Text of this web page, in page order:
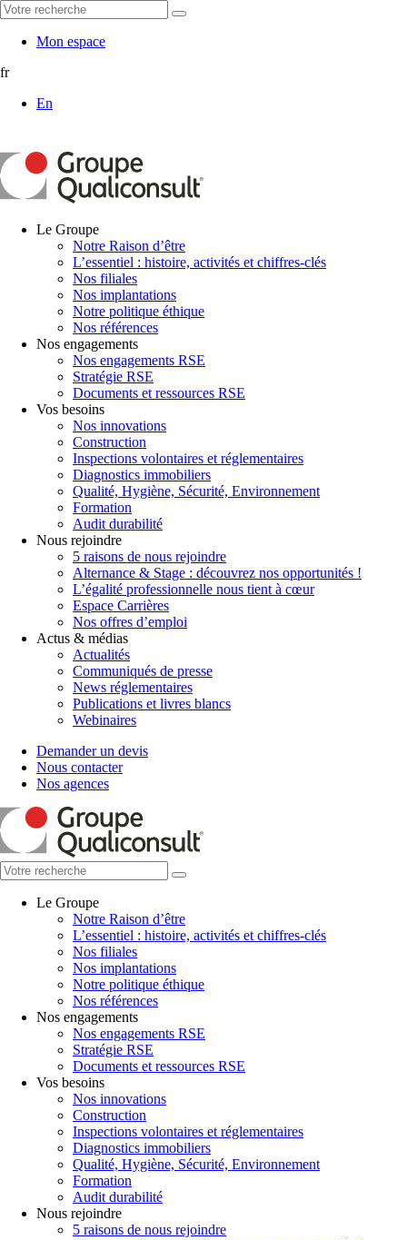
Mon espace
fr
En
Le Groupe
Notre Raison d’être
L’essentiel : histoire, activités et chiffres-clés
Nos filiales
Nos implantations
Notre politique éthique
Nos références
Nos engagements
Nos engagements RSE
Stratégie RSE
Documents et ressources RSE
Vos besoins
Nos innovations
Construction
Inspections volontaires et réglementaires
Diagnostics immobiliers
Qualité, Hygiène, Sécurité, Environnement
Formation
Audit durabilité
Nous rejoindre
5 raisons de nous rejoindre
Alternance & Stage : découvrez nos opportunités !
L’égalité professionnelle nous tient à cœur
Espace Carrières
Nos offres d’emploi
Actus & médias
Actualités
Communiqués de presse
News réglementaires
Publications et livres blancs
Webinaires
Demander un devis
Nous contacter
Nos agences
Le Groupe
Notre Raison d’être
L’essentiel : histoire, activités et chiffres-clés
Nos filiales
Nos implantations
Notre politique éthique
Nos références
Nos engagements
Nos engagements RSE
Stratégie RSE
Documents et ressources RSE
Vos besoins
Nos innovations
Construction
Inspections volontaires et réglementaires
Diagnostics immobiliers
Qualité, Hygiène, Sécurité, Environnement
Formation
Audit durabilité
Nous rejoindre
5 raisons de nous rejoindre